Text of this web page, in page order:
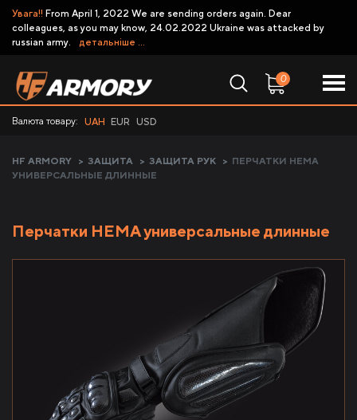
Увага!! From April 1, 2022 We are sending orders again. Dear
colleagues, as you may know, 24.02.2022 Ukraine was attacked by
russian army.
детальніше ...
Валюта товару: UAH EUR USD
0
HF ARMORY > ЗАЩИТА > ЗАЩИТА РУК > ПЕРЧАТКИ HEMA
УНИВЕРСАЛЬНЫЕ ДЛИННЫЕ
Перчатки HEMA универсальные длинные